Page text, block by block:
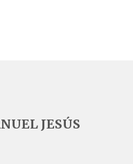
JESÚS